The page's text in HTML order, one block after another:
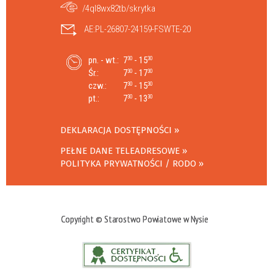
/4ql8wx82tb/skrytka
AE:PL-26807-24159-FSWTE-20
pn. - wt.: 730 - 1530
Śr.: 730 - 1730
czw.: 730 - 1530
pt.: 730 - 1330
DEKLARACJA DOSTĘPNOŚCI
PEŁNE DANE TELEADRESOWE
POLITYKA PRYWATNOŚCI / RODO
Copyright © Starostwo Powiatowe w Nysie